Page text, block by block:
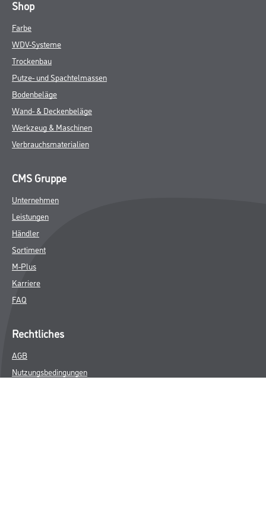
Shop
Farbe
WDV-Systeme
Trockenbau
Putze- und Spachtelmassen
Bodenbeläge
Wand- & Deckenbeläge
Werkzeug & Maschinen
Verbrauchsmaterialien
CMS Gruppe
Unternehmen
Leistungen
Händler
Sortiment
M-Plus
Karriere
FAQ
Rechtliches
AGB
Nutzungsbedingungen